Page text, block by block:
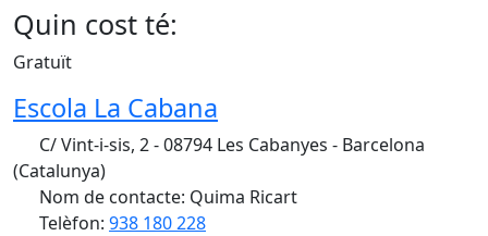
Quin cost té:
Gratuït
Escola La Cabana
C/ Vint-i-sis, 2 - 08794 Les Cabanyes - Barcelona
(Catalunya)
Nom de contacte: Quima Ricart
Telèfon: 938 180 228